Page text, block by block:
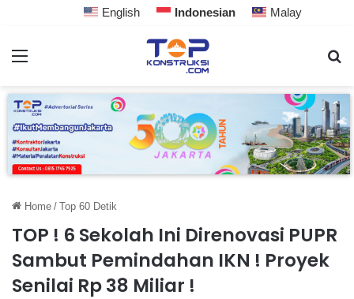
English Indonesian Malay
Home / Top 60 Detik
TOP ! 6 Sekolah Ini Direnovasi PUPR
Sambut Pemindahan IKN ! Proyek
Senilai Rp 38 Miliar !